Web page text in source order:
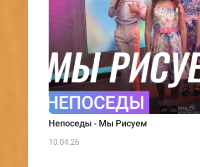
Непоседы - Мы Рисуем
10.04.26